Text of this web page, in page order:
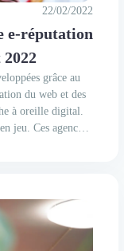
22/02/2022
e-réputation
grâce au
du web et des
à oreille digital.
jeu. Ces agences